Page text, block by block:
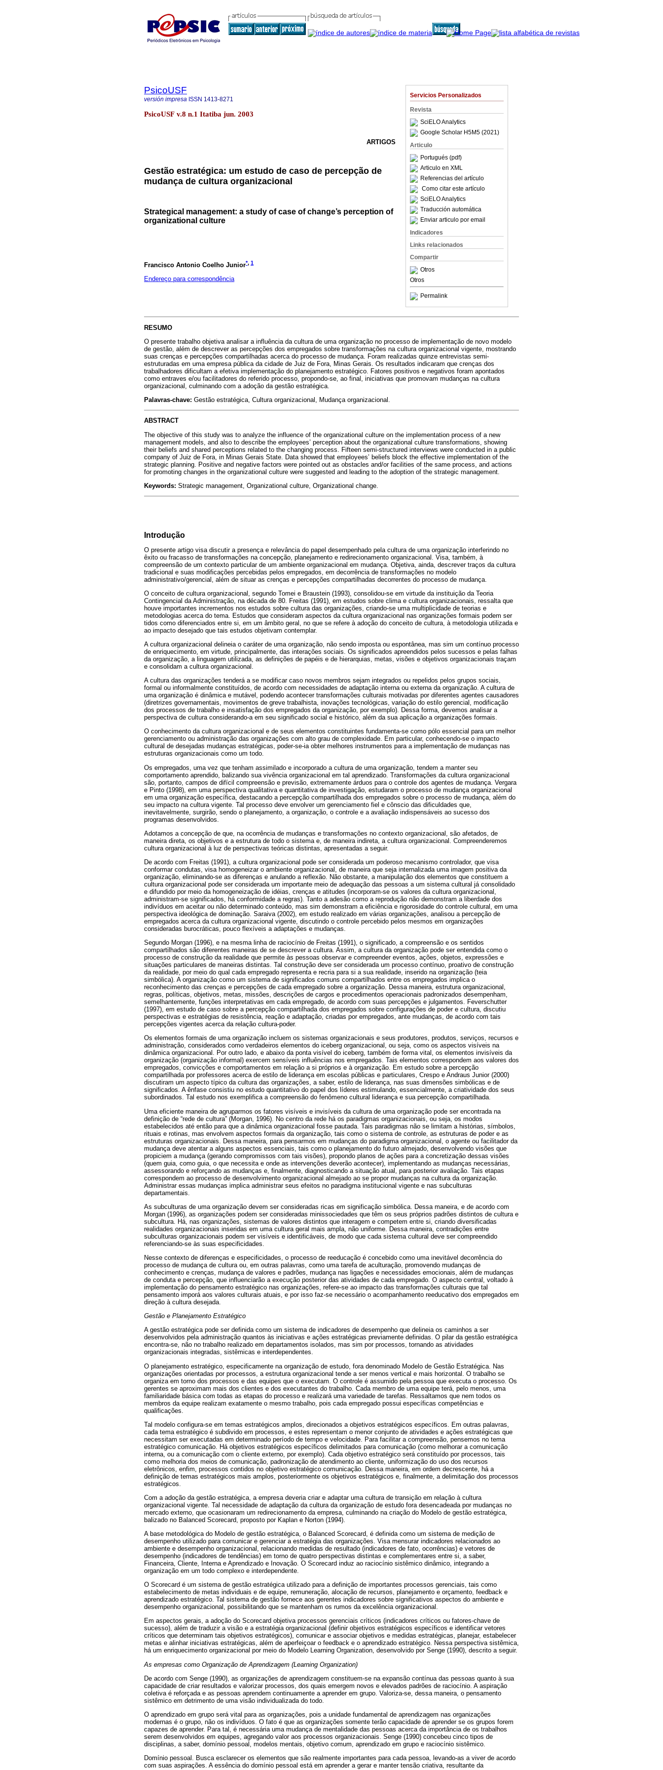
Servicios Personalizados
Revista
SciELO Analytics
Google Scholar H5M5 (2021)
Articulo
Portugués (pdf)
Articulo en XML
Referencias del artículo
Como citar este artículo
SciELO Analytics
Traducción automática
Enviar articulo por email
Indicadores
Links relacionados
Compartir
Otros
Otros
Permalink
PsicoUSF
versión impresa ISSN 1413-8271
PsicoUSF v.8 n.1 Itatiba jun. 2003
ARTIGOS
Gestão estratégica: um estudo de caso de percepção de
mudança de cultura organizacional
Strategical management: a study of case of change’s perception of
organizational culture
Francisco Antonio Coelho Junior*, 1
Endereço para correspondência
RESUMO
O presente trabalho objetiva analisar a influência da cultura de uma organização no processo de implementação de novo modelo
de gestão, além de descrever as percepções dos empregados sobre transformações na cultura organizacional vigente, mostrando
suas crenças e percepções compartilhadas acerca do processo de mudança. Foram realizadas quinze entrevistas semi-
estruturadas em uma empresa pública da cidade de Juiz de Fora, Minas Gerais. Os resultados indicaram que crenças dos
trabalhadores dificultam a efetiva implementação do planejamento estratégico. Fatores positivos e negativos foram apontados
como entraves e/ou facilitadores do referido processo, propondo-se, ao final, iniciativas que promovam mudanças na cultura
organizacional, culminando com a adoção da gestão estratégica.
Palavras-chave: Gestão estratégica, Cultura organizacional, Mudança organizacional.
ABSTRACT
The objective of this study was to analyze the influence of the organizational culture on the implementation process of a new
management models, and also to describe the employees’ perception about the organizational culture transformations, showing
their beliefs and shared perceptions related to the changing process. Fifteen semi-structured interviews were conducted in a public
company of Juiz de Fora, in Minas Gerais State. Data showed that employees’ beliefs block the effective implementation of the
strategic planning. Positive and negative factors were pointed out as obstacles and/or facilities of the same process, and actions
for promoting changes in the organizational culture were suggested and leading to the adoption of the strategic management.
Keywords: Strategic management, Organizational culture, Organizational change.
Introdução
O presente artigo visa discutir a presença e relevância do papel desempenhado pela cultura de uma organização interferindo no
êxito ou fracasso de transformações na concepção, planejamento e redirecionamento organizacional. Visa, também, à
compreensão de um contexto particular de um ambiente organizacional em mudança. Objetiva, ainda, descrever traços da cultura
tradicional e suas modificações percebidas pelos empregados, em decorrência de transformações no modelo
administrativo/gerencial, além de situar as crenças e percepções compartilhadas decorrentes do processo de mudança.
O conceito de cultura organizacional, segundo Tomei e Braustein (1993), consolidou-se em virtude da instituição da Teoria
Contingencial da Administração, na década de 80. Freitas (1991), em estudos sobre clima e cultura organizacionais, ressalta que
houve importantes incrementos nos estudos sobre cultura das organizações, criando-se uma multiplicidade de teorias e
metodologias acerca do tema. Estudos que consideram aspectos da cultura organizacional nas organizações formais podem ser
tidos como diferenciados entre si, em um âmbito geral, no que se refere à adoção do conceito de cultura, à metodologia utilizada e
ao impacto desejado que tais estudos objetivam contemplar.
A cultura organizacional delineia o caráter de uma organização, não sendo imposta ou espontânea, mas sim um contínuo processo
de enriquecimento, em virtude, principalmente, das interações sociais. Os significados apreendidos pelos sucessos e pelas falhas
da organização, a linguagem utilizada, as definições de papéis e de hierarquias, metas, visões e objetivos organizacionais traçam
e consolidam a cultura organizacional.
A cultura das organizações tenderá a se modificar caso novos membros sejam integrados ou repelidos pelos grupos sociais,
formal ou informalmente constituídos, de acordo com necessidades de adaptação interna ou externa da organização. A cultura de
uma organização é dinâmica e mutável, podendo acontecer transformações culturais motivadas por diferentes agentes causadores
(diretrizes governamentais, movimentos de greve trabalhista, inovações tecnológicas, variação do estilo gerencial, modificação
dos processos de trabalho e insatisfação dos empregados da organização, por exemplo). Dessa forma, devemos analisar a
perspectiva de cultura considerando-a em seu significado social e histórico, além da sua aplicação a organizações formais.
O conhecimento da cultura organizacional e de seus elementos constituintes fundamenta-se como pólo essencial para um melhor
gerenciamento ou administração das organizações com alto grau de complexidade. Em particular, conhecendo-se o impacto
cultural de desejadas mudanças estratégicas, poder-se-ia obter melhores instrumentos para a implementação de mudanças nas
estruturas organizacionais como um todo.
Os empregados, uma vez que tenham assimilado e incorporado a cultura de uma organização, tendem a manter seu
comportamento aprendido, balizando sua vivência organizacional em tal aprendizado. Transformações da cultura organizacional
são, portanto, campos de difícil compreensão e previsão, extremamente árduos para o controle dos agentes de mudança. Vergara
e Pinto (1998), em uma perspectiva qualitativa e quantitativa de investigação, estudaram o processo de mudança organizacional
em uma organização específica, destacando a percepção compartilhada dos empregados sobre o processo de mudança, além do
seu impacto na cultura vigente. Tal processo deve envolver um gerenciamento fiel e cônscio das dificuldades que,
inevitavelmente, surgirão, sendo o planejamento, a organização, o controle e a avaliação indispensáveis ao sucesso dos
programas desenvolvidos.
Adotamos a concepção de que, na ocorrência de mudanças e transformações no contexto organizacional, são afetados, de
maneira direta, os objetivos e a estrutura de todo o sistema e, de maneira indireta, a cultura organizacional. Compreenderemos
cultura organizacional à luz de perspectivas teóricas distintas, apresentadas a seguir.
De acordo com Freitas (1991), a cultura organizacional pode ser considerada um poderoso mecanismo controlador, que visa
conformar condutas, visa homogeneizar o ambiente organizacional, de maneira que seja internalizada uma imagem positiva da
organização, eliminando-se as diferenças e anulando a reflexão. Não obstante, a manipulação dos elementos que constituem a
cultura organizacional pode ser considerada um importante meio de adequação das pessoas a um sistema cultural já consolidado
e difundido por meio da homogeneização de idéias, crenças e atitudes (incorporam-se os valores da cultura organizacional,
administram-se significados, há conformidade a regras). Tanto a adesão como a reprodução não demonstram a liberdade dos
indivíduos em aceitar ou não determinado conteúdo, mas sim demonstram a eficiência e rigorosidade do controle cultural, em uma
perspectiva ideológica de dominação. Saraiva (2002), em estudo realizado em várias organizações, analisou a percepção de
empregados acerca da cultura organizacional vigente, discutindo o controle percebido pelos mesmos em organizações
consideradas burocráticas, pouco flexíveis a adaptações e mudanças.
Segundo Morgan (1996), e na mesma linha de raciocínio de Freitas (1991), o significado, a compreensão e os sentidos
compartilhados são diferentes maneiras de se descrever a cultura. Assim, a cultura da organização pode ser entendida como o
processo de construção da realidade que permite às pessoas observar e compreender eventos, ações, objetos, expressões e
situações particulares de maneiras distintas. Tal construção deve ser considerada um processo contínuo, proativo de construção
da realidade, por meio do qual cada empregado representa e recria para si a sua realidade, inserido na organização (teia
simbólica). A organização como um sistema de significados comuns compartilhados entre os empregados implica o
reconhecimento das crenças e percepções de cada empregado sobre a organização. Dessa maneira, estrutura organizacional,
regras, políticas, objetivos, metas, missões, descrições de cargos e procedimentos operacionais padronizados desempenham,
semelhantemente, funções interpretativas em cada empregado, de acordo com suas percepções e julgamentos. Feverschutter
(1997), em estudo de caso sobre a percepção compartilhada dos empregados sobre configurações de poder e cultura, discutiu
perspectivas e estratégias de resistência, reação e adaptação, criadas por empregados, ante mudanças, de acordo com tais
percepções vigentes acerca da relação cultura-poder.
Os elementos formais de uma organização incluem os sistemas organizacionais e seus produtores, produtos, serviços, recursos e
administração, considerados como verdadeiros elementos do iceberg organizacional, ou seja, como os aspectos visíveis na
dinâmica organizacional. Por outro lado, e abaixo da ponta visível do iceberg, também de forma vital, os elementos invisíveis da
organização (organização informal) exercem sensíveis influências nos empregados. Tais elementos correspondem aos valores dos
empregados, convicções e comportamentos em relação a si próprios e à organização. Em estudo sobre a percepção
compartilhada por professores acerca de estilo de liderança em escolas públicas e particulares, Crespo e Andraus Junior (2000)
discutiram um aspecto típico da cultura das organizações, a saber, estilo de liderança, nas suas dimensões simbólicas e de
significados. A ênfase consistiu no estudo quantitativo do papel dos líderes estimulando, essencialmente, a criatividade dos seus
subordinados. Tal estudo nos exemplifica a compreensão do fenômeno cultural liderança e sua percepção compartilhada.
Uma eficiente maneira de agruparmos os fatores visíveis e invisíveis da cultura de uma organização pode ser encontrada na
definição de “rede de cultura” (Morgan, 1996). No centro da rede há os paradigmas organizacionais, ou seja, os modos
estabelecidos até então para que a dinâmica organizacional fosse pautada. Tais paradigmas não se limitam a histórias, símbolos,
rituais e rotinas, mas envolvem aspectos formais da organização, tais como o sistema de controle, as estruturas de poder e as
estruturas organizacionais. Dessa maneira, para pensarmos em mudanças do paradigma organizacional, o agente ou facilitador da
mudança deve atentar a alguns aspectos essenciais, tais como o planejamento do futuro almejado, desenvolvendo visões que
propiciem a mudança (gerando compromissos com tais visões), propondo planos de ações para a concretização dessas visões
(quem guia, como guia, o que necessita e onde as intervenções deverão acontecer), implementando as mudanças necessárias,
assessorando e reforçando as mudanças e, finalmente, diagnosticando a situação atual, para posterior avaliação. Tais etapas
correspondem ao processo de desenvolvimento organizacional almejado ao se propor mudanças na cultura da organização.
Administrar essas mudanças implica administrar seus efeitos no paradigma institucional vigente e nas subculturas
departamentais.
As subculturas de uma organização devem ser consideradas ricas em significação simbólica. Dessa maneira, e de acordo com
Morgan (1996), as organizações podem ser consideradas minissociedades que têm os seus próprios padrões distintos de cultura e
subcultura. Há, nas organizações, sistemas de valores distintos que interagem e competem entre si, criando diversificadas
realidades organizacionais inseridas em uma cultura geral mais ampla, não uniforme. Dessa maneira, contradições entre
subculturas organizacionais podem ser visíveis e identificáveis, de modo que cada sistema cultural deve ser compreendido
referenciando-se às suas especificidades.
Nesse contexto de diferenças e especificidades, o processo de reeducação é concebido como uma inevitável decorrência do
processo de mudança de cultura ou, em outras palavras, como uma tarefa de aculturação, promovendo mudanças de
conhecimento e crenças, mudança de valores e padrões, mudança nas ligações e necessidades emocionais, além de mudanças
de conduta e percepção, que influenciarão a execução posterior das atividades de cada empregado. O aspecto central, voltado à
implementação do pensamento estratégico nas organizações, refere-se ao impacto das transformações culturais que tal
pensamento imporá aos valores culturais atuais, e por isso faz-se necessário o acompanhamento reeducativo dos empregados em
direção à cultura desejada.
Gestão e Planejamento Estratégico
A gestão estratégica pode ser definida como um sistema de indicadores de desempenho que delineia os caminhos a ser
desenvolvidos pela administração quantos às iniciativas e ações estratégicas previamente definidas. O pilar da gestão estratégica
encontra-se, não no trabalho realizado em departamentos isolados, mas sim por processos, tornando as atividades
organizacionais integradas, sistêmicas e interdependentes.
O planejamento estratégico, especificamente na organização de estudo, fora denominado Modelo de Gestão Estratégica. Nas
organizações orientadas por processos, a estrutura organizacional tende a ser menos vertical e mais horizontal. O trabalho se
organiza em torno dos processos e das equipes que o executam. O controle é assumido pela pessoa que executa o processo. Os
gerentes se aproximam mais dos clientes e dos executantes do trabalho. Cada membro de uma equipe terá, pelo menos, uma
familiaridade básica com todas as etapas do processo e realizará uma variedade de tarefas. Ressaltamos que nem todos os
membros da equipe realizam exatamente o mesmo trabalho, pois cada empregado possui específicas competências e
qualificações.
Tal modelo configura-se em temas estratégicos amplos, direcionados a objetivos estratégicos específicos. Em outras palavras,
cada tema estratégico é subdivido em processos, e estes representam o menor conjunto de atividades e ações estratégicas que
necessitam ser executadas em determinado período de tempo e velocidade. Para facilitar a compreensão, pensemos no tema
estratégico comunicação. Há objetivos estratégicos específicos delimitados para comunicação (como melhorar a comunicação
interna, ou a comunicação com o cliente externo, por exemplo). Cada objetivo estratégico será constituído por processos, tais
como melhoria dos meios de comunicação, padronização de atendimento ao cliente, uniformização do uso dos recursos
eletrônicos, enfim, processos contidos no objetivo estratégico comunicação. Dessa maneira, em ordem decrescente, há a
definição de temas estratégicos mais amplos, posteriormente os objetivos estratégicos e, finalmente, a delimitação dos processos
estratégicos.
Com a adoção da gestão estratégica, a empresa deveria criar e adaptar uma cultura de transição em relação à cultura
organizacional vigente. Tal necessidade de adaptação da cultura da organização de estudo fora desencadeada por mudanças no
mercado externo, que ocasionaram um redirecionamento da empresa, culminando na criação do Modelo de gestão estratégica,
balizado no Balanced Scorecard, proposto por Kaplan e Norton (1994).
A base metodológica do Modelo de gestão estratégica, o Balanced Scorecard, é definida como um sistema de medição de
desempenho utilizado para comunicar e gerenciar a estratégia das organizações. Visa mensurar indicadores relacionados ao
ambiente e desempenho organizacional, relacionando medidas de resultado (indicadores de fato, ocorrências) e vetores de
desempenho (indicadores de tendências) em torno de quatro perspectivas distintas e complementares entre si, a saber,
Financeira, Cliente, Interna e Aprendizado e Inovação. O Scorecard induz ao raciocínio sistêmico dinâmico, integrando a
organização em um todo complexo e interdependente.
O Scorecard é um sistema de gestão estratégica utilizado para a definição de importantes processos gerenciais, tais como
estabelecimento de metas individuais e de equipe, remuneração, alocação de recursos, planejamento e orçamento, feedback e
aprendizado estratégico. Tal sistema de gestão fornece aos gerentes indicadores sobre significativos aspectos do ambiente e
desempenho organizacional, possibilitando que se mantenham os rumos da excelência organizacional.
Em aspectos gerais, a adoção do Scorecard objetiva processos gerenciais críticos (indicadores críticos ou fatores-chave de
sucesso), além de traduzir a visão e a estratégia organizacional (definir objetivos estratégicos específicos e identificar vetores
críticos que determinam tais objetivos estratégicos), comunicar e associar objetivos e medidas estratégicas, planejar, estabelecer
metas e alinhar iniciativas estratégicas, além de aperfeiçoar o feedback e o aprendizado estratégico. Nessa perspectiva sistêmica,
há um enriquecimento organizacional por meio do Modelo Learning Organization, desenvolvido por Senge (1990), descrito a seguir.
As empresas como Organização de Aprendizagem (Learning Organization)
De acordo com Senge (1990), as organizações de aprendizagem constituem-se na expansão contínua das pessoas quanto à sua
capacidade de criar resultados e valorizar processos, dos quais emergem novos e elevados padrões de raciocínio. A aspiração
coletiva é reforçada e as pessoas aprendem continuamente a aprender em grupo. Valoriza-se, dessa maneira, o pensamento
sistêmico em detrimento de uma visão individualizada do todo.
O aprendizado em grupo será vital para as organizações, pois a unidade fundamental de aprendizagem nas organizações
modernas é o grupo, não os indivíduos. O fato é que as organizações somente terão capacidade de aprender se os grupos forem
capazes de aprender. Para tal, é necessária uma mudança de mentalidade das pessoas acerca da importância de os trabalhos
serem desenvolvidos em equipes, agregando valor aos processos organizacionais. Senge (1990) concebeu cinco tipos de
disciplinas, a saber, domínio pessoal, modelos mentais, objetivo comum, aprendizado em grupo e raciocínio sistêmico.
Domínio pessoal. Busca esclarecer os elementos que são realmente importantes para cada pessoa, levando-as a viver de acordo
com suas aspirações. A essência do domínio pessoal está em aprender a gerar e manter tensão criativa, resultante da